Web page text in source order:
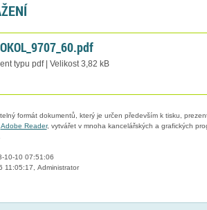
typu pdf | Velikost 3,82 kB
formát dokumentů, který je určen především k tisku,
Adobe Reader, vytvářet v mnoha kancelářských a grafických
10-10 07:51:06
11:05:17, Administrator